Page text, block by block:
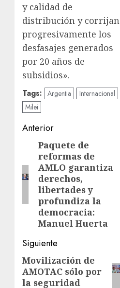
y calidad de
distribución y corrijan
progresivamente los
desfasajes generados
por 20 años de
subsidios».
Tags: Argentia
Internacional
Milei
Navegación
entradas
Anterior
Entrada
anterior:
Paquete de
reformas de
AMLO garantiza
derechos,
libertades y
profundiza la
democracia:
Manuel Huerta
Siguiente
Siguiente
entrada:
Movilización de
AMOTAC sólo por
la seguridad